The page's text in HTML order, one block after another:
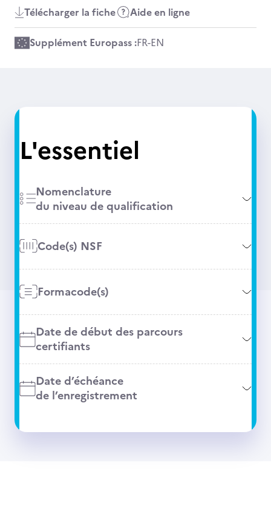
Télécharger la fiche Aide en ligne
Supplément Europass :FR-EN
L'essentiel
Nomenclature
du niveau de qualification
Code(s) NSF
Formacode(s)
Date de début des parcours
certifiants
Date d’échéance
de l’enregistrement